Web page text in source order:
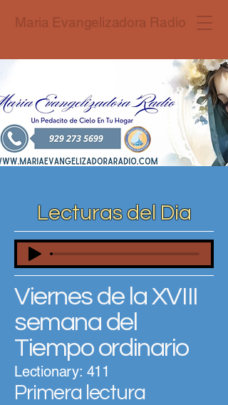
Maria Evangelizadora Radio
Lecturas del Dia
Viernes de la XVIII
semana del
Tiempo ordinario
Lectionary: 411
Primera lectura